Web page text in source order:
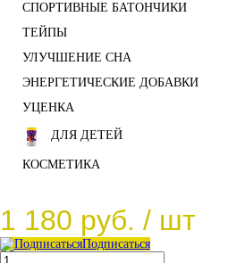
СПОРТИВНЫЕ БАТОНЧИКИ
ТЕЙПЫ
УЛУЧШЕНИЕ СНА
ЭНЕРГЕТИЧЕСКИЕ ДОБАВКИ
УЦЕНКА
ДЛЯ ДЕТЕЙ
КОСМЕТИКА
1 180 руб. / шт
Подписаться